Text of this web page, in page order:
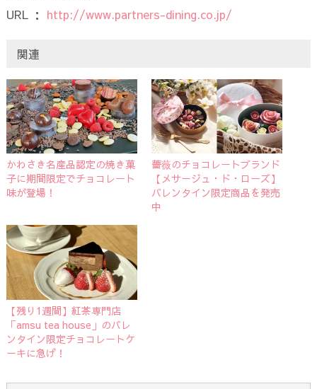
URL ： http://www.partners-dining.co.jp/
関連
かわさき名産品認定の焼き菓
子に期間限定でチョコレート
味が登場！
薔薇のチョコレートブランド
【メサージュ・ド・ローズ】
バレンタイン限定商品を発売
中
【残り1週間】紅茶専門店
「amsu tea house」のバレ
ンタイン限定チョコレートケ
ーキに急げ！